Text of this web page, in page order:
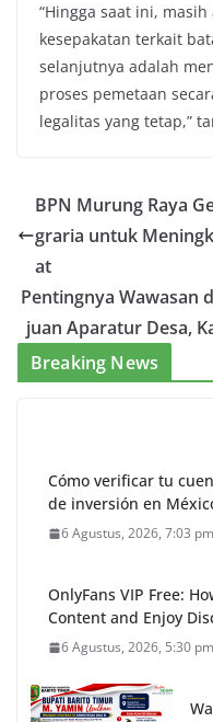
“Hingga saat ini,
kesepakatan terkait
selanjutnya adalah
proses pemetaan
legalitas yang tetap,”
BPN Murung Raya
graria untuk
at
Pentingnya Wawasan
juan Aparatur Desa,
Breaking News
Cómo verificar tu
de inversión en
6 Agustus, 2026, 7:03 pm
OnlyFans VIP Free:
Content and Enjoy
6 Agustus, 2026, 5:30 pm